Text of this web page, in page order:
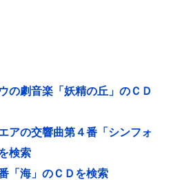
の劇音楽「妖精の丘」のＣＤ
アの交響曲第４番「シンフォ
検索
「海」のＣＤを検索